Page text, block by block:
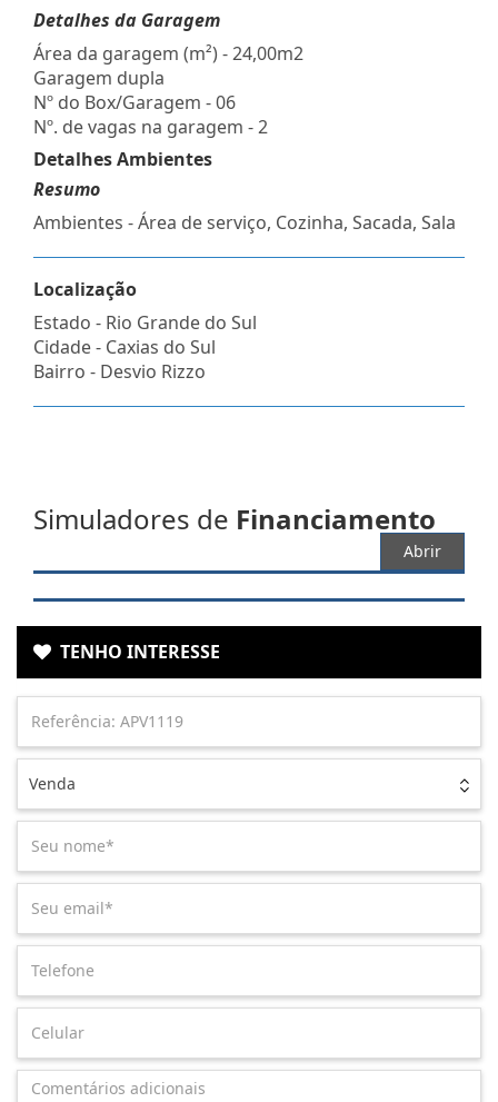
Detalhes da Garagem
Área da garagem (m²) - 24,00m2
Garagem dupla
Nº do Box/Garagem - 06
Nº. de vagas na garagem - 2
Detalhes Ambientes
Resumo
Ambientes - Área de serviço, Cozinha, Sacada, Sala
Localização
Estado - Rio Grande do Sul
Cidade - Caxias do Sul
Bairro - Desvio Rizzo
Simuladores de Financiamento
Abrir
TENHO INTERESSE
Venda